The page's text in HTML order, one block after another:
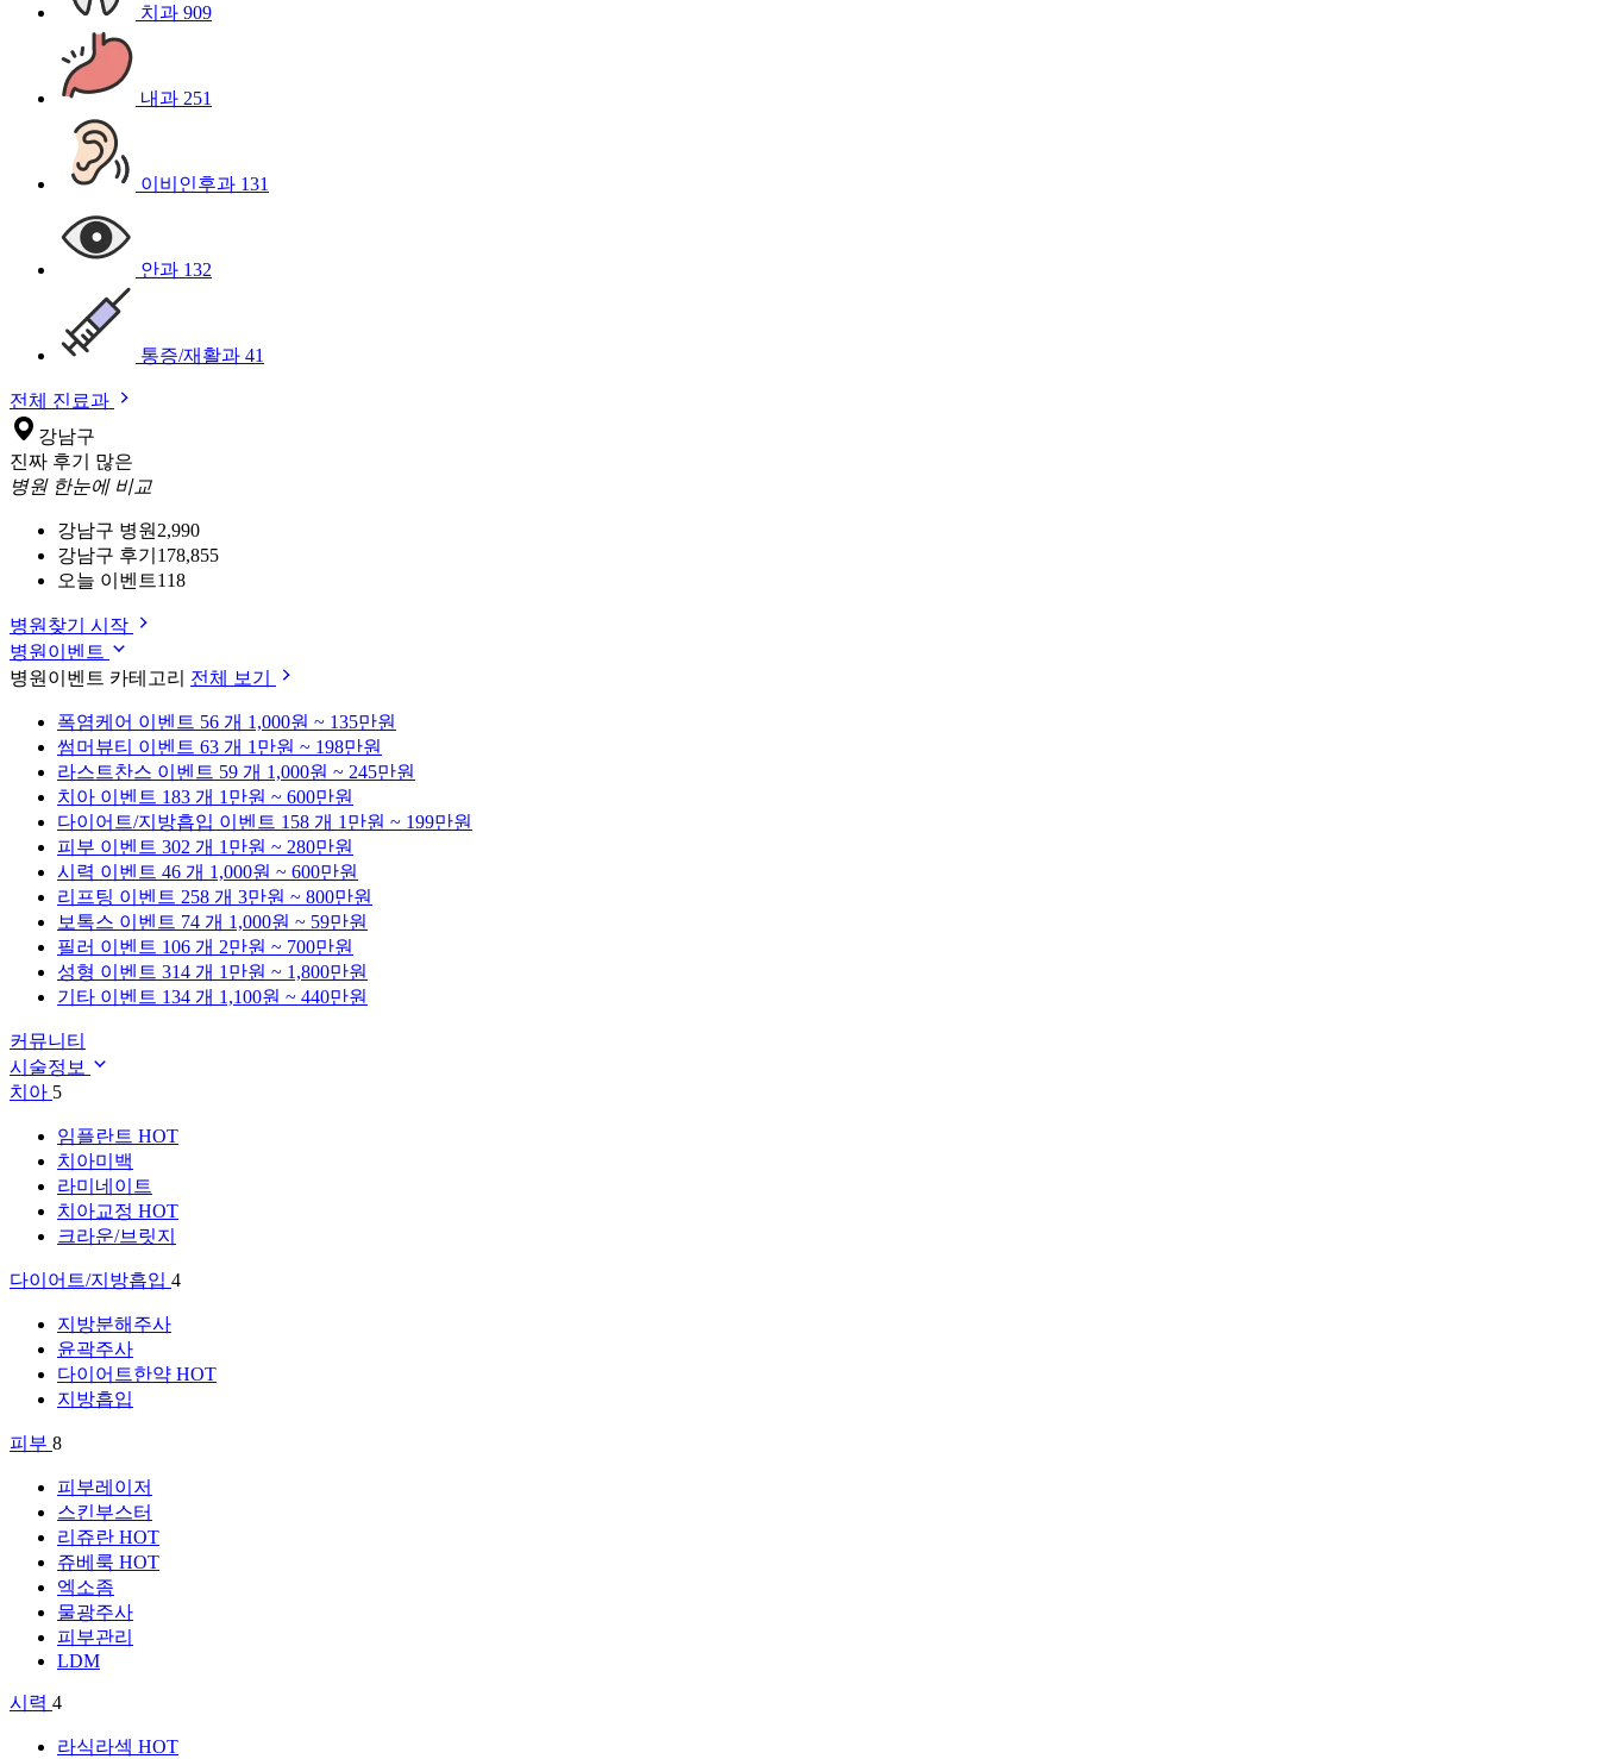
치과 909
내과 251
이비인후과 131
안과 132
통증/재활과 41
전체 진료과
강남구
진짜 후기 많은
병원 한눈에 비교
강남구 병원 2,990
강남구 후기 178,855
오늘 이벤트118
병원찾기 시작
병원이벤트
병원이벤트 카테고리 전체 보기
폭염케어 이벤트 56 개 1,000원 ~ 135만원
썸머뷰티 이벤트 63 개 1만원 ~ 198만원
라스트찬스 이벤트 59 개 1,000원 ~ 245만원
치아 이벤트 183 개 1만원 ~ 600만원
다이어트/지방흡입 이벤트 158 개 1만원 ~ 199만원
피부 이벤트 302 개 1만원 ~ 280만원
시력 이벤트 46 개 1,000원 ~ 600만원
리프팅 이벤트 258 개 3만원 ~ 800만원
보톡스 이벤트 74 개 1,000원 ~ 59만원
필러 이벤트 106 개 2만원 ~ 700만원
성형 이벤트 314 개 1만원 ~ 1,800만원
기타 이벤트 134 개 1,100원 ~ 440만원
커뮤니티
시술정보
치아 5
임플란트 HOT
치아미백
라미네이트
치아교정 HOT
크라운/브릿지
다이어트/지방흡입 4
지방분해주사
윤곽주사
다이어트한약 HOT
지방흡입
피부 8
피부레이저
스킨부스터
리쥬란 HOT
쥬베룩 HOT
엑소좀
물광주사
피부관리
LDM
시력 4
라식라섹 HOT